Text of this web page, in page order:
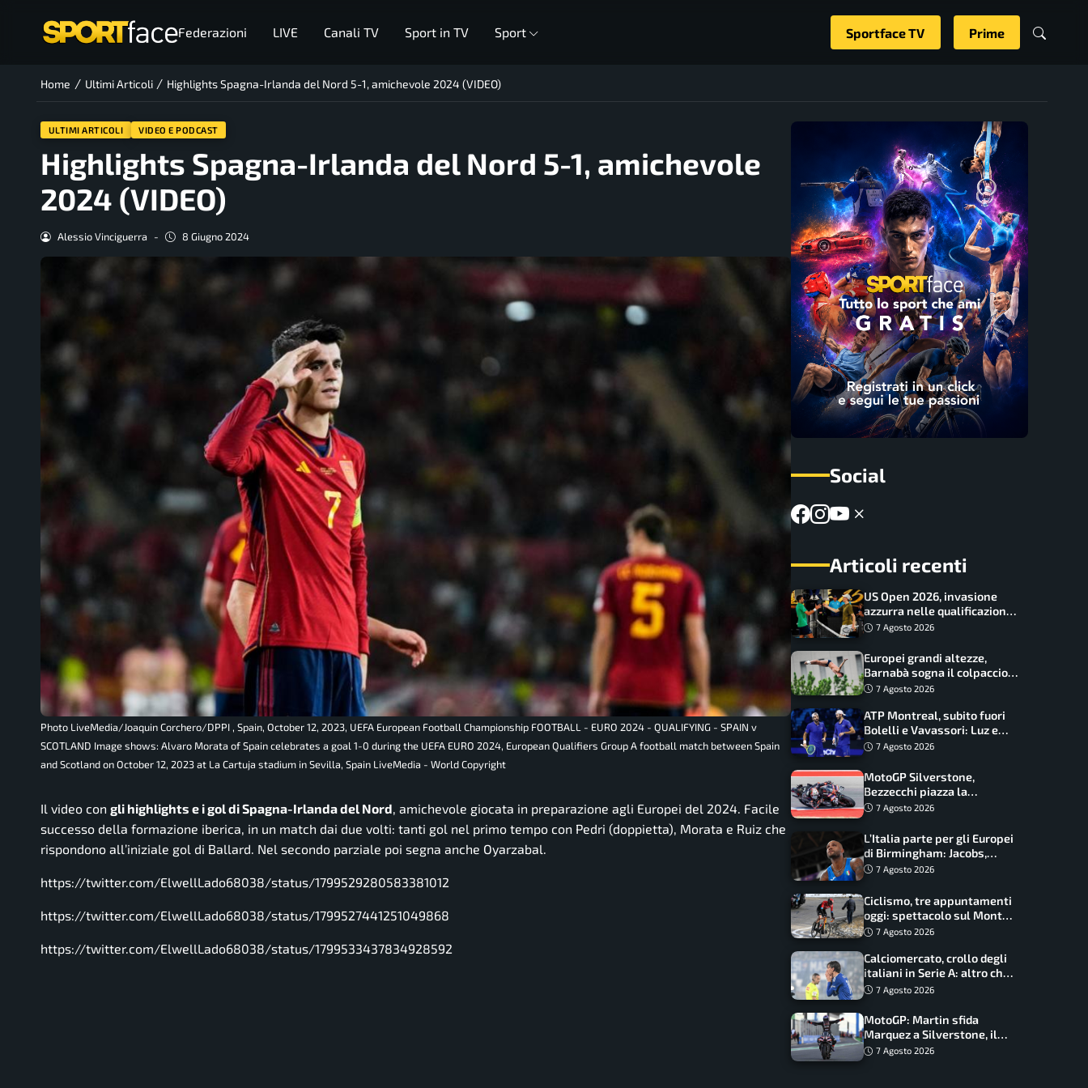
Federazioni LIVE Canali TV Sport in TV Sport Sportface TV Prime
Home / Ultimi Articoli / Highlights Spagna-Irlanda del Nord 5-1, amichevole 2024 (VIDEO)
ULTIMI ARTICOLI VIDEO E PODCAST
Highlights Spagna-Irlanda del Nord 5-1, amichevole
2024 (VIDEO)
Alessio Vinciguerra - 8 Giugno 2024
Photo LiveMedia/Joaquin Corchero/DPPI , Spain, October 12, 2023, UEFA European Football Championship FOOTBALL - EURO 2024 - QUALIFYING - SPAIN v
SCOTLAND Image shows: Alvaro Morata of Spain celebrates a goal 1-0 during the UEFA EURO 2024, European Qualifiers Group A football match between Spain
and Scotland on October 12, 2023 at La Cartuja stadium in Sevilla, Spain LiveMedia - World Copyright
Il video con gli highlights e i gol di Spagna-Irlanda del Nord, amichevole giocata in preparazione agli Europei del 2024. Facile
successo della formazione iberica, in un match dai due volti: tanti gol nel primo tempo con Pedri (doppietta), Morata e Ruiz che
rispondono all’iniziale gol di Ballard. Nel secondo parziale poi segna anche Oyarzabal.
https://twitter.com/ElwellLado68038/status/1799529280583381012
https://twitter.com/ElwellLado68038/status/1799527441251049868
https://twitter.com/ElwellLado68038/status/1799533437834928592
Social
Articoli recenti
US Open 2026, invasione
azzurra nelle qualificazioni:
17 italiani a caccia del main
7 Agosto 2026
Europei grandi altezze,
Barnabà sogna il colpaccio:
è leader a metà gara, Baraldi
7 Agosto 2026
ATP Montreal, subito fuori
Bolelli e Vavassori: Luz e
Matos fermano gli azzurri
7 Agosto 2026
MotoGP Silverstone,
Bezzecchi piazza la
zampata: Aprilia domina,
7 Agosto 2026
L’Italia parte per gli Europei
di Birmingham: Jacobs,
Tamberi e Battocletti
record
7 Agosto 2026
Ciclismo, tre appuntamenti
oggi: spettacolo sul Mont
Ventoux, orari e come
7 Agosto 2026
Calciomercato, crollo degli
italiani in Serie A: altro che
svolta dopo il Mondiale
7 Agosto 2026
MotoGP: Martin sfida
Marquez a Silverstone, il
programma e gli orari
7 Agosto 2026